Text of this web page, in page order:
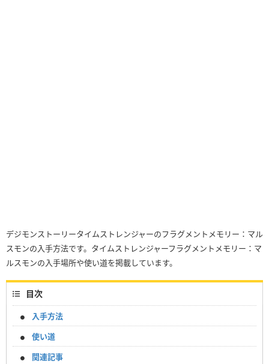
デジモンストーリータイムストレンジャーのフラグメントメモリー：マル
スモンの入手方法です。タイムストレンジャーフラグメントメモリー：マ
ルスモンの入手場所や使い道を掲載しています。
目次
入手方法
使い道
関連記事